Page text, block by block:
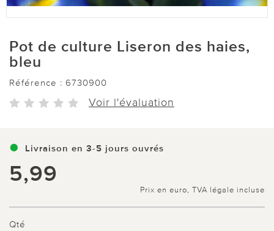
Pot de culture Liseron des haies,
bleu
Référence : 6730900
Voir l'évaluation
Livraison en 3-5 jours ouvrés
5,99
Prix en euro, TVA légale incluse
Qté